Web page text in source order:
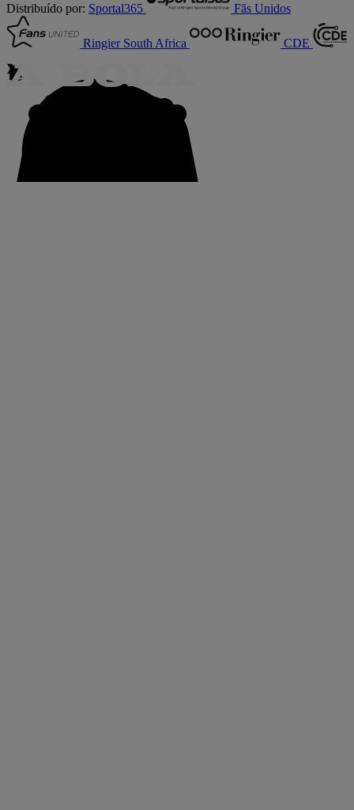
Distribuído por: Sportal365 Fãs Unidos
Ringier South Africa CDE